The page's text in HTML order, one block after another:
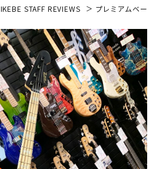
アコギ/エレアコ
ウクレレ
パーカッション
IKEBE STAFF REVIEWS プレミアムベー